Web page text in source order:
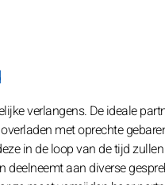
verlangens. De ideale
met oprechte
in de loop van de tijd
aan diverse